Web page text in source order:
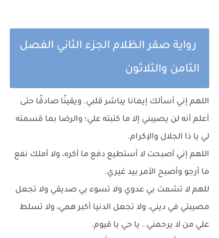
رواية صقر الظلام الجزء الثاني الفصل
الثامن والثلاثون
اللهم إني أسألك إيمانا يباشر قلبي. ويقينًا صادقًا حتى
أعلم أنه لن يصيبني إلا ما كتبته علي؛ والرضا بما قسمته
لي يا ذا الجلال والإكرام.
اللهم إني أصبحت لا أستطيع دفع ما أكره، ولا أملك نفع
ما أرجو وأصبح الأمر بيد غيري.
للهم لا تشمت بي عدوي ولا تسوء بي صديقي ولا تجعل
مصيبتي في ديني، ولا تجعل الدنيا أكبر همي، ولا تسلط
علي من لا يرحمني.. يا حي يا قيوم.